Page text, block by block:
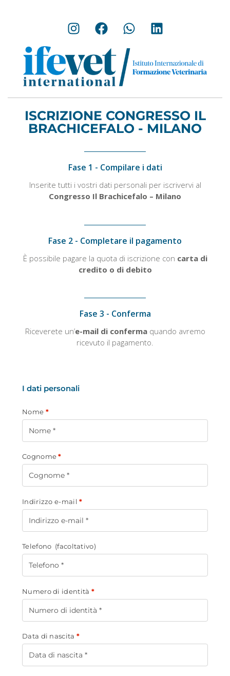
ISCRIZIONE CONGRESSO IL
BRACHICEFALO - MILANO
Fase 1 - Compilare i dati
Inserite tutti i vostri dati personali per iscrivervi al
Congresso Il Brachicefalo – Milano
Fase 2 - Completare il pagamento
È possibile pagare la quota di iscrizione con carta di
credito o di debito
Fase 3 - Conferma
Riceverete un’e-mail di confermaquando avremo
ricevuto il pagamento.
I dati personali
Nome *
Cognome*
Indirizzo e-mail*
Telefono (facoltativo)
Numero di identità *
Data di nascita *